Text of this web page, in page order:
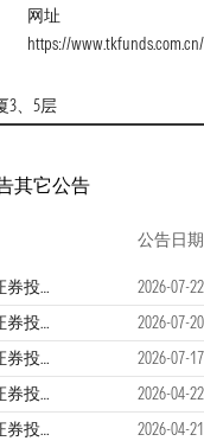
网址
https://www.tkfunds.com.cn/
3、5层
其它公告
公告日期
泰康中证红利低波动交易型开放式指数证券投资基金联接基金2026年第三次分红公告
2026-07-22
泰康中证红利低波动交易型开放式指数证券投资基金联接基金2026年第二季度报告
2026-07-20
泰康中证红利低波动交易型开放式指数证券投资基金联接基金暂停大额申购（含转换转入及定投）业务公告
2026-07-17
泰康中证红利低波动交易型开放式指数证券投资基金联接基金2026年第二次分红公告
2026-04-22
泰康中证红利低波动交易型开放式指数证券投资基金联接基金2026年第一季度报告
2026-04-21